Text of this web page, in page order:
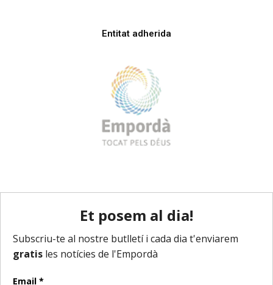
Entitat adherida